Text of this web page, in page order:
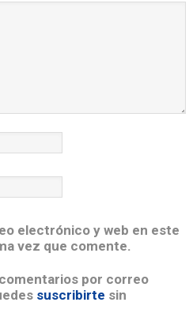
electrónico y web en este
vez que comente.
por correo
suscribirte sin